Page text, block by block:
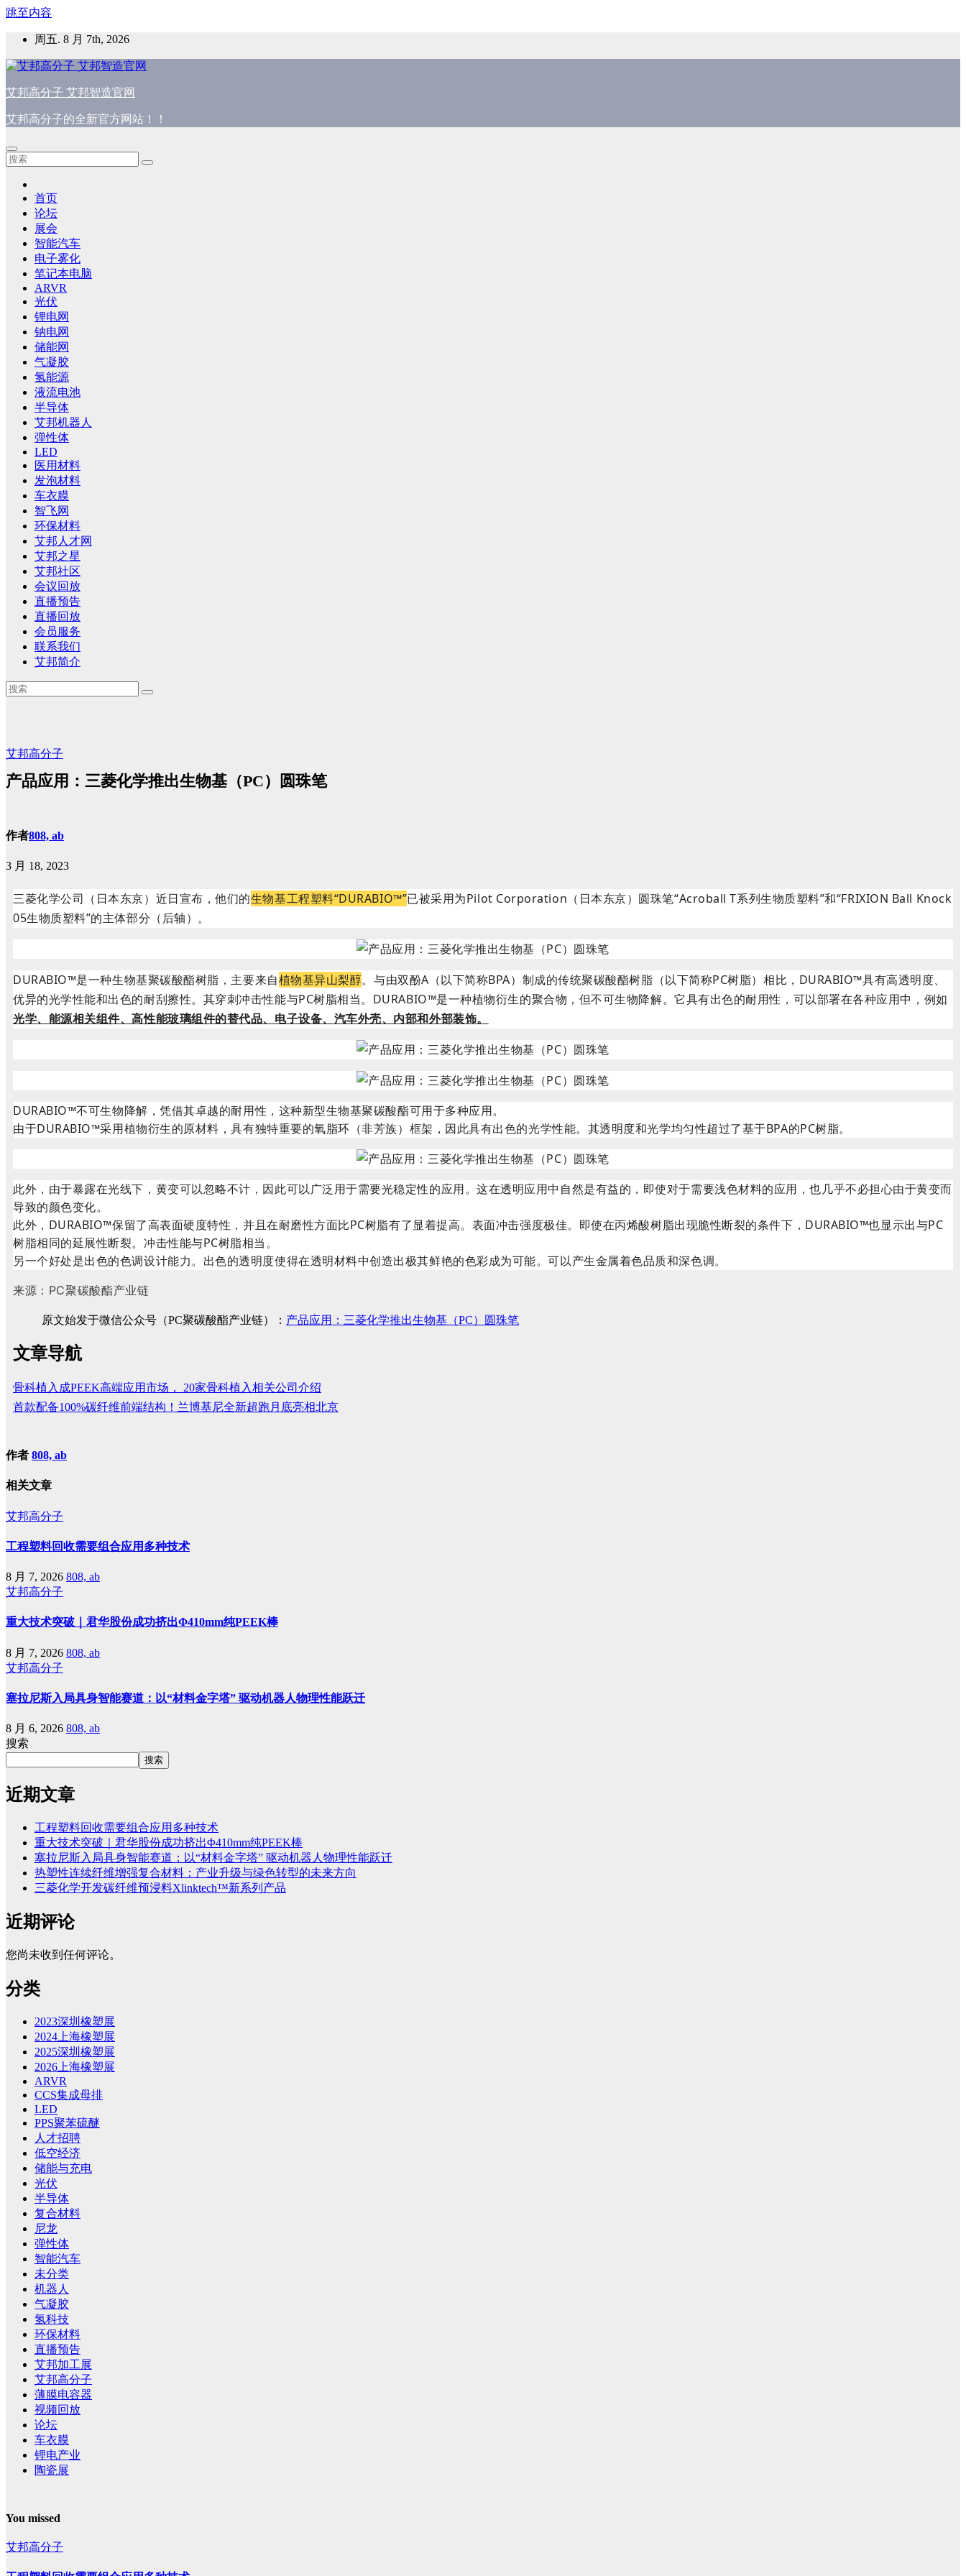
跳至内容
周五. 8 月 7th, 2026
艾邦高分子 艾邦智造官网
艾邦高分子的全新官方网站！！
首页
论坛
展会
智能汽车
电子雾化
笔记本电脑
ARVR
光伏
锂电网
钠电网
储能网
气凝胶
氢能源
液流电池
半导体
艾邦机器人
弹性体
LED
医用材料
发泡材料
车衣膜
智飞网
环保材料
艾邦人才网
艾邦之星
艾邦社区
会议回放
直播预告
直播回放
会员服务
联系我们
艾邦简介
艾邦高分子
产品应用：三菱化学推出生物基（PC）圆珠笔
作者808, ab
3 月 18, 2023
三菱化学公司（日本东京）近日宣布，他们的生物基工程塑料“DURABIO™”已被采用为Pilot Corporation（日本东京）圆珠笔“Acroball T系列生物质塑料”和“FRIXION Ball Knock
05生物质塑料”的主体部分（后轴）。
DURABIO™是一种生物基聚碳酸酯树脂，主要来自植物基异山梨醇。与由双酚A（以下简称BPA）制成的传统聚碳酸酯树脂（以下简称PC树脂）相比，DURABIO™具有高透明度、
优异的光学性能和出色的耐刮擦性。其穿刺冲击性能与PC树脂相当。DURABIO™是一种植物衍生的聚合物，但不可生物降解。它具有出色的耐用性，可以部署在各种应用中，例如
光学、能源相关组件、高性能玻璃组件的替代品、电子设备、汽车外壳、内部和外部装饰。
DURABIO™不可生物降解，凭借其卓越的耐用性，这种新型生物基聚碳酸酯可用于多种应用。
由于DURABIO™采用植物衍生的原材料，具有独特重要的氧脂环（非芳族）框架，因此具有出色的光学性能。其透明度和光学均匀性超过了基于BPA的PC树脂。
此外，由于暴露在光线下，黄变可以忽略不计，因此可以广泛用于需要光稳定性的应用。这在透明应用中自然是有益的，即使对于需要浅色材料的应用，也几乎不必担心由于黄变而
导致的颜色变化。
此外，DURABIO™保留了高表面硬度特性，并且在耐磨性方面比PC树脂有了显着提高。表面冲击强度极佳。即使在丙烯酸树脂出现脆性断裂的条件下，DURABIO™也显示出与PC
树脂相同的延展性断裂。冲击性能与PC树脂相当。
另一个好处是出色的色调设计能力。出色的透明度使得在透明材料中创造出极其鲜艳的色彩成为可能。可以产生金属着色品质和深色调。
来源：PC聚碳酸酯产业链
原文始发于微信公众号（PC聚碳酸酯产业链）： 产品应用：三菱化学推出生物基（PC）圆珠笔
文章导航
骨科植入成PEEK高端应用市场， 20家骨科植入相关公司介绍
首款配备100%碳纤维前端结构！兰博基尼全新超跑月底亮相北京
作者 808, ab
相关文章
艾邦高分子
工程塑料回收需要组合应用多种技术
8 月 7, 2026 808, ab
艾邦高分子
重大技术突破｜君华股份成功挤出Φ410mm纯PEEK棒
8 月 7, 2026 808, ab
艾邦高分子
塞拉尼斯入局具身智能赛道：以“材料金字塔” 驱动机器人物理性能跃迁
8 月 6, 2026 808, ab
搜索
搜索
近期文章
工程塑料回收需要组合应用多种技术
重大技术突破｜君华股份成功挤出Φ410mm纯PEEK棒
塞拉尼斯入局具身智能赛道：以“材料金字塔” 驱动机器人物理性能跃迁
热塑性连续纤维增强复合材料：产业升级与绿色转型的未来方向
三菱化学开发碳纤维预浸料Xlinktech™新系列产品
近期评论
您尚未收到任何评论。
分类
2023深圳橡塑展
2024上海橡塑展
2025深圳橡塑展
2026上海橡塑展
ARVR
CCS集成母排
LED
PPS聚苯硫醚
人才招聘
低空经济
储能与充电
光伏
半导体
复合材料
尼龙
弹性体
智能汽车
未分类
机器人
气凝胶
氢科技
环保材料
直播预告
艾邦加工展
艾邦高分子
薄膜电容器
视频回放
论坛
车衣膜
锂电产业
陶瓷展
You missed
艾邦高分子